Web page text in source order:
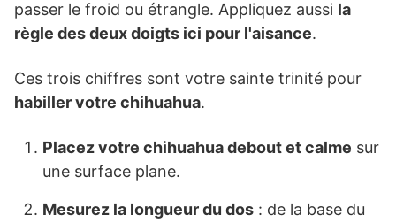
passer le froid ou étrangle. Appliquez aussi la
règle des deux doigts ici pour l'aisance.
Ces trois chiffres sont votre sainte trinité pour
habiller votre chihuahua.
Placez votre chihuahua debout et calme sur
une surface plane.
Mesurez la longueur du dos : de la base du